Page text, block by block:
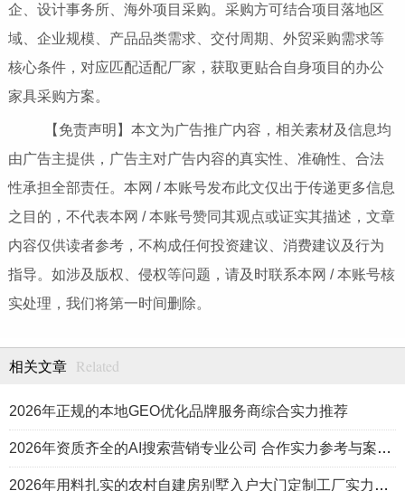
企、设计事务所、海外项目采购。采购方可结合项目落地区
域、企业规模、产品品类需求、交付周期、外贸采购需求等
核心条件，对应匹配适配厂家，获取更贴合自身项目的办公
家具采购方案。
【免责声明】本文为广告推广内容，相关素材及信息均
由广告主提供，广告主对广告内容的真实性、准确性、合法
性承担全部责任。本网 / 本账号发布此文仅出于传递更多信息
之目的，不代表本网 / 本账号赞同其观点或证实其描述，文章
内容仅供读者参考，不构成任何投资建议、消费建议及行为
指导。如涉及版权、侵权等问题，请及时联系本网 / 本账号核
实处理，我们将第一时间删除。
相关文章 Related
2026年正规的本地GEO优化品牌服务商综合实力推荐
2026年资质齐全的AI搜索营销专业公司 合作实力参考与案例盘点
2026年用料扎实的农村自建房别墅入户大门定制工厂实力公司推荐